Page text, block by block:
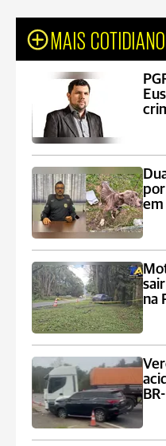
MAIS COTIDIANO
na